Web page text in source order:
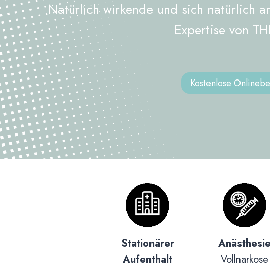
Natürlich wirkende und sich natürlich
Expertise von
Kostenlose
Stationärer
Aufenthalt
Anästhesie
Vollnarkose